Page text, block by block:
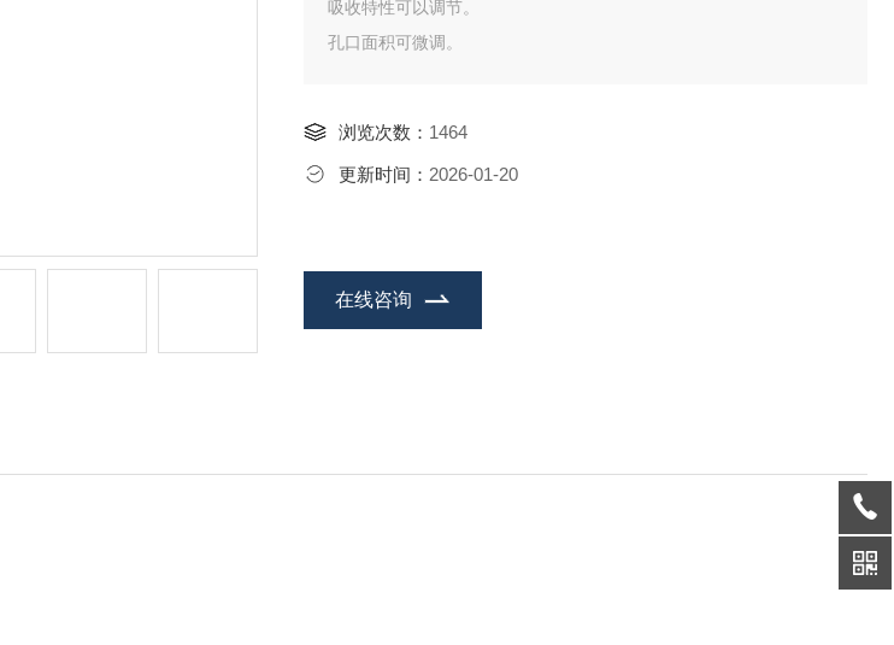
吸收特性可以调节。
孔口面积可微调。
浏览次数： 1464
更新时间： 2026-01-20
在线咨询